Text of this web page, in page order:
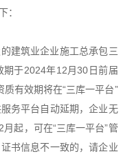
：
建筑业企业施工总承包三
于2024年12月30日前届
有效期将在“三库一平台”
务平台自动延期，企业无
起，可在“三库一平台”管
书信息不一致的，请企业